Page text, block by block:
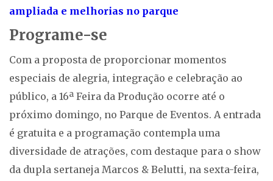
ampliada e melhorias no parque
Programe-se
Com a proposta de proporcionar momentos
especiais de alegria, integração e celebração ao
público, a 16ª Feira da Produção ocorre até o
próximo domingo, no Parque de Eventos. A entrada
é gratuita e a programação contempla uma
diversidade de atrações, com destaque para o show
da dupla sertaneja Marcos & Belutti, na sexta-feira,